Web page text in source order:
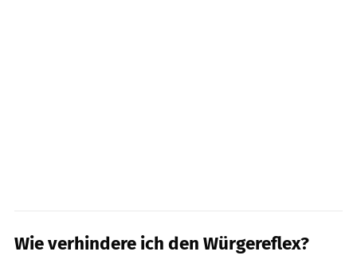
Wieverhindere ich den Würgereflex?